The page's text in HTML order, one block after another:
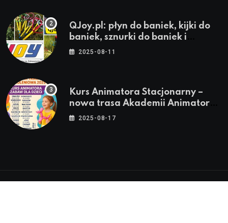
QJoy.pl: płyn do baniek, kijki do
baniek, sznurki do baniek i
zestawy do baniek
2025-08-11
Kurs Animatora Stacjonarny –
nowa trasa Akademii Animatora
– jesień 2025
2025-08-17